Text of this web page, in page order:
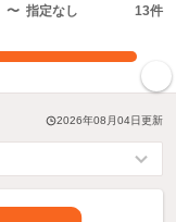
〜 指定なし 13件
2026年08月04日更新